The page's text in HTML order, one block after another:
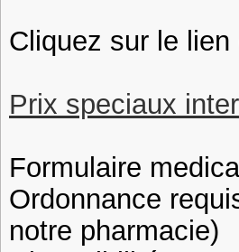
Cliquez sur le
Prix speciaux
Formulaire
Ordonnance
notre pharmacie)